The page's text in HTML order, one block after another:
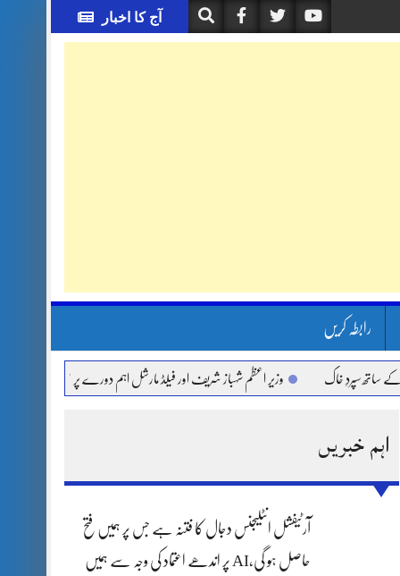
آج کا اخبار
رابطہ کریں
خاک وزیر اعظم شہباز شریف اور فیلڈ مارشل اہم دورے پر سعودی عرب روانہ
اہم خبریں
آرٹیفشل انٹلیجنس دجال کا فتنہ ہے جس پر ہمیں فتح
حاصل ہو گی،AI پر اندھے اعتماد کی وجہ سے ہمیں